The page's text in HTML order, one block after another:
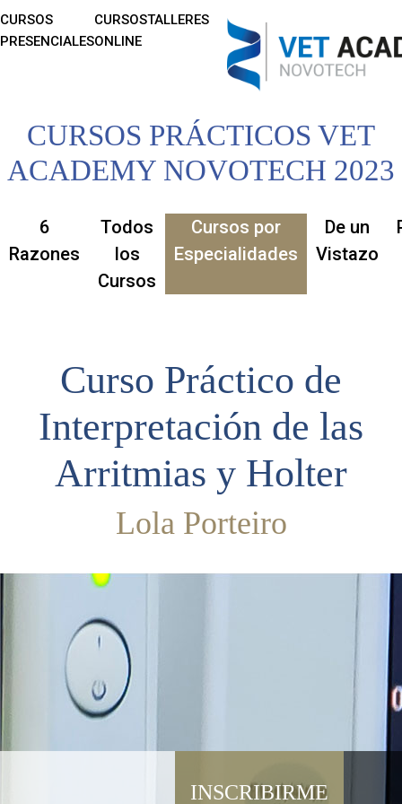
CURSOS
PRESENCIALES
CURSOS
ONLINE
TALLERES
CURSOS PRÁCTICOS VET
ACADEMY NOVOTECH 2023
6
Razones
Todos
los
Cursos
Cursos por
Especialidades
De un
Vistazo
Curso Práctico de
Interpretación de las
Arritmias y Holter
Lola Porteiro
INSCRIBIRME